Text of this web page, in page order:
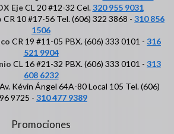
EjeCL 20 #12-32 Cel.320 955 9031
CR 10 #17-56 Tel. (606) 322 3868 - 310 856
1506
CR 19 #11-05 PBX. (606) 333 0101 - 316
521 9904
CL 16 #21-32 PBX. (606) 333 0101 - 313
608 6232
Av. Kévin Ángel 64A-80 Local 105 Tel. (606)
9725 - 310 477 9389
Promociones